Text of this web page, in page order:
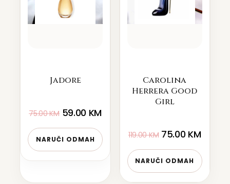
Jadore
75.00KM 59.00 KM
NARUČI ODMAH
Carolina
Herrera Good
Girl
119.00KM 75.00 KM
NARUČI ODMAH